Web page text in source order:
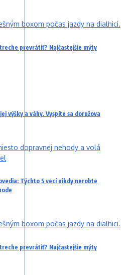
prevrátiť? Najčastejšie mýty
výšky a váhy. Vyspíte sa doružova
Týchto 5 vecí nikdy nerobte
prevrátiť? Najčastejšie mýty